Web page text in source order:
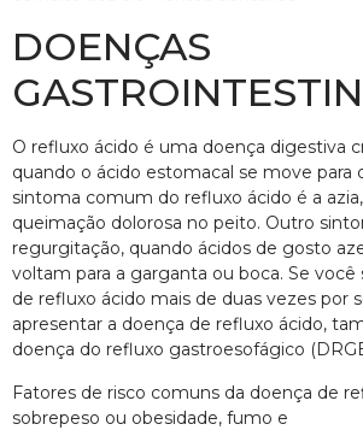
DOENÇAS
O refluxo ácido é uma doença digestiva
quando o ácido estomacal se move para
sintoma comum do refluxo ácido é a
queimação dolorosa no peito. Outro
regurgitação, quando ácidos de gosto
voltam para a garganta ou boca. Se
de refluxo ácido mais de duas vezes por
apresentar a doença de refluxo ácido,
doença do refluxo gastroesofágico
Fatores de risco comuns da doença de
sobrepeso ou obesidade, fumo e